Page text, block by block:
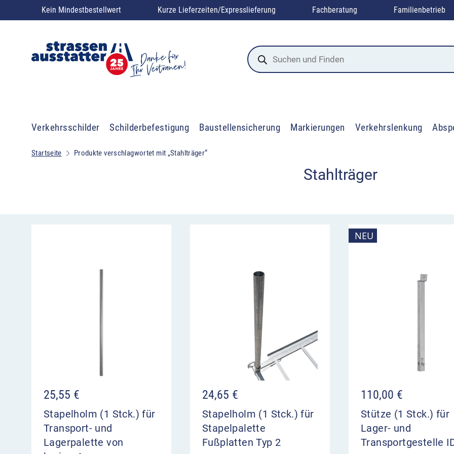
Kein Mindestbestellwert Kurze Lieferzeiten/Expresslieferung Fachberatung Familienbetrieb
Products
search
Verkehrsschilder Schilderbefestigung Baustellensicherung Markierungen Verkehrslenkung
Startseite Produkte verschlagwortet mit „Stahlträger“
Stahlträger
25,55 €
Stapelholm (1 Stck.) für
Transport- und
Lagerpalette von
24,65 €
Stapelholm (1 Stck.) für
Stapelpalette
Fußplatten Typ 2
NEU
110,00 €
Stütze (1 Stck.) für
Lager- und
Transportgestelle